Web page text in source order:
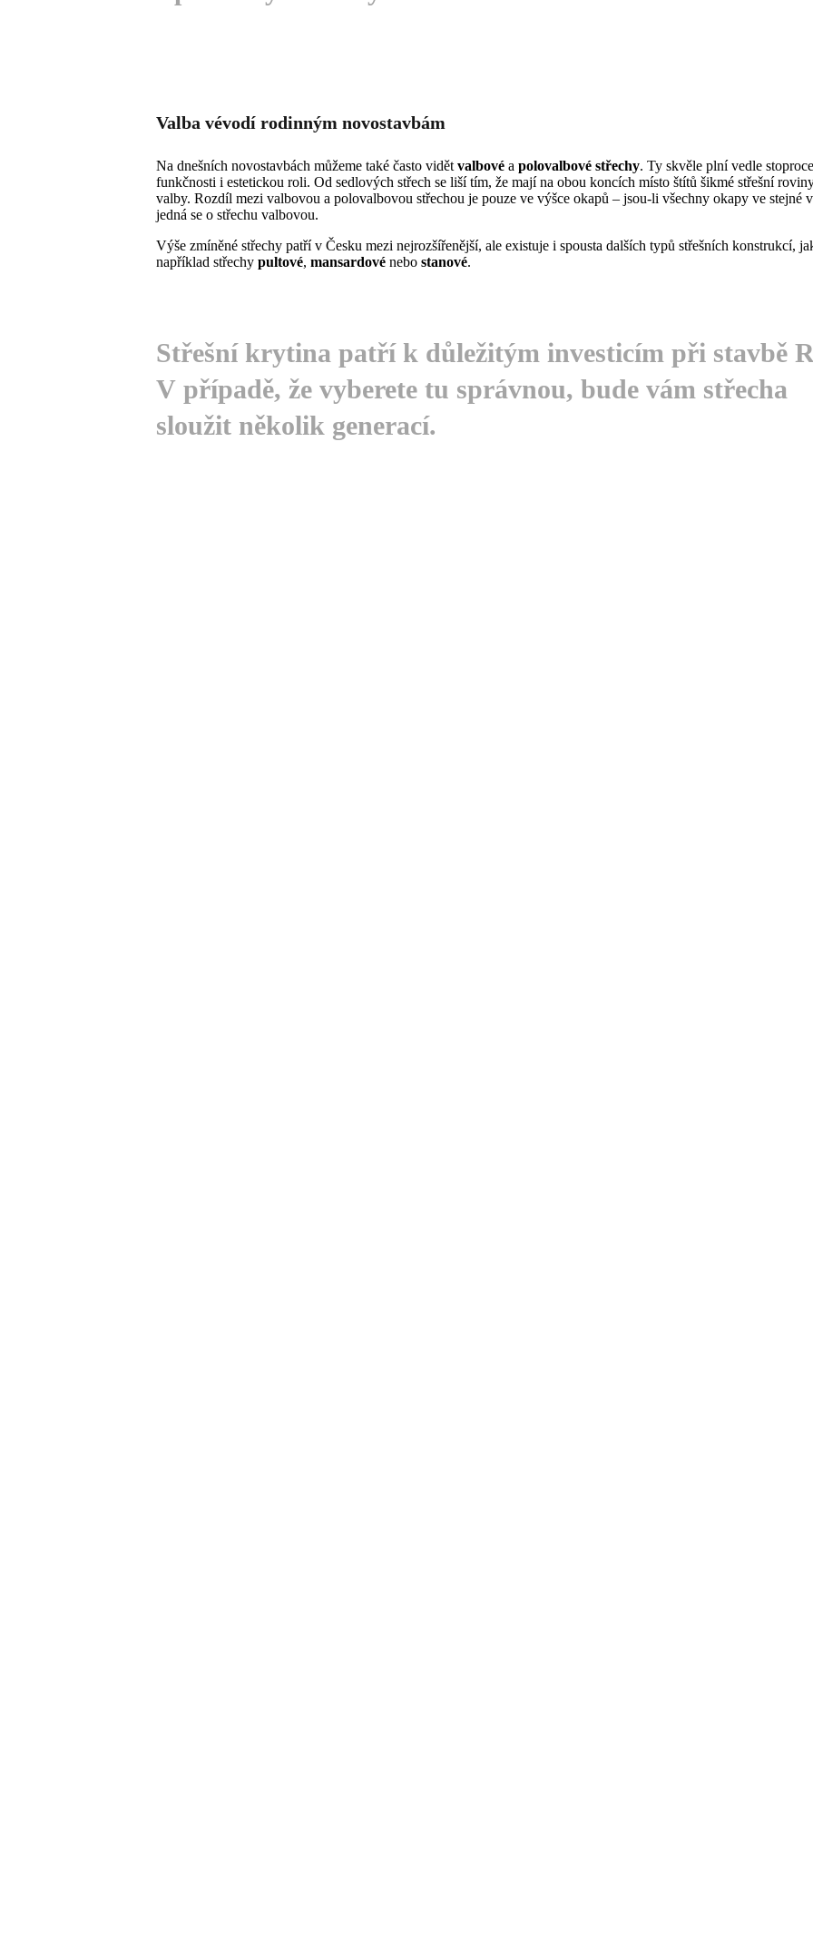
Valba vévodí rodinným novostavbám
Na dnešních novostavbách můžeme také často vidět valbové a polovalbové střechy. Ty skvěle plní vedle
funkčnosti i estetickou roli. Od sedlových střech se liší tím, že mají na obou koncích místo štítů šikmé střešní
valby. Rozdíl mezi valbovou a polovalbovou střechou je pouze ve výšce okapů – jsou-li všechny okapy ve stejné
jedná se o střechu valbovou.
Výše zmíněné střechy patří v Česku mezi nejrozšířenější, ale existuje i spousta dalších typů střešních konstrukcí,
například střechy pultové, mansardové nebo stanové.
Střešní krytina patří k důležitým investicím při stavbě
V případě, že vyberete tu správnou, bude vám střecha
sloužit několik generací.